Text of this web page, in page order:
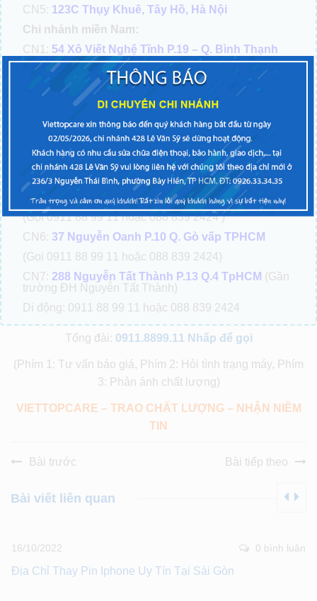
CN5: 123C Thụy Khuê, Tây Hồ, Hà Nội
Chi nhánh miền Nam:
CN1: 54 Xô Viết Nghệ Tĩnh P.19 – Q. Bình Thạnh
TP.HCM
(Gọi 0911 88 99 11 hoặc 088 839 2424 )
CN2:
428 Lê Văn Sỹ P.2 Q.Tân bình TPHCM
(Gọi 0911 88 99 11 hoặc 088 839 2424 )
CN3:247-249 Sư Vạn Hạnh P.9 Q.10, Tp.HCM
chùa Ấn Quang)
(Gọi 0911 88 99 11 hoặc 088 839 2424 )
CN4:81 Dương Văn Cam P.Linh Tây Q. Thủ Đức
TPHCM (Gần chợ Thủ Đức)
(Gọi 0911 88 99 11 hoặc 088 839 2424 )
CN6: 37 Nguyễn Oanh P.10 Q. Gò vấp TPHCM
(Gọi 0911 88 99 11 hoặc 088 839 2424)
CN7: 288 Nguyễn Tất Thành P.13 Q.4 TpHCM (Gần
trường ĐH Nguyễn Tất Thành)
Di động: 0911 88 99 11 hoặc 088 839 2424
Tổng đài: 0911.8899.11 Nhấp để gọi
(Phím 1: Tư vấn báo giá, Phím 2: Hỏi tình trạng máy, Phím
3: Phản ánh chất lượng)
VIETTOPCARE – TRAO CHẤT LƯỢNG – NHẬN NIỀM
TIN
Bài trước Bài tiếp theo
Bài viết liên quan
16/10/2022 0 bình luân
Địa Chỉ Thay Pin Iphone Uy Tín Tại Sài Gòn